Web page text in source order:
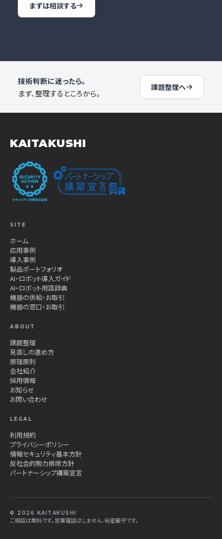
まずは相談する
技術判断に迷ったら。
まず、整理するところから。
課題整理へ
KAITAKUSHI
SITE
ホーム
応用事例
導入事例
製品ポートフォリオ
AI・ロボット導入ガイド
AI・ロボット用語辞典
機器の供給・お取引
機器の窓口・お取引
ABOUT
課題整理
見直しの進め方
原理原則
会社紹介
採用情報
お知らせ
お問い合わせ
LEGAL
利用規約
プライバシーポリシー
情報セキュリティ基本方針
反社会的勢力排除方針
パートナーシップ構築宣言
© 2026 KAITAKUSHI
ご相談は無料です。営業電話はしません、秘密厳守です。